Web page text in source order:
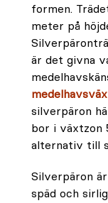
formen.
meter på
är det givna
silverpäron
bor i växtzon
alternativ till
Silverpäron
späd och